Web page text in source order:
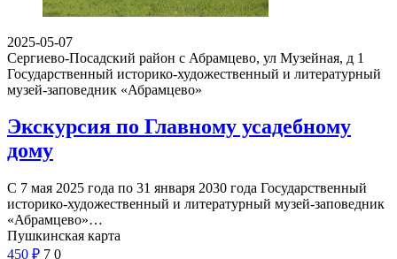
2025-05-07
Сергиево-Посадский район с Абрамцево, ул Музейная, д 1
Государственный историко-художественный и литературный
музей-заповедник «Абрамцево»
Экскурсия по Главному усадебному
дому
С 7 мая 2025 года по 31 января 2030 года Государственный
историко-художественный и литературный музей-заповедник
«Абрамцево»…
Пушкинская карта
450 ₽ 7 0